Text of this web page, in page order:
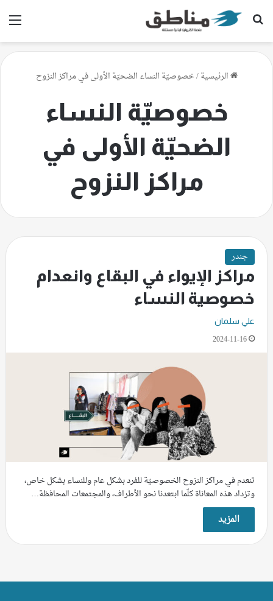
بحث عن
الرئيسية/خصوصيّة النساء الضحيّة الأولى في مراكز النزوح
خصوصيّة النساء
الضحيّة الأولى في
مراكز النزوح
جندر
مراكز الإيواء في البقاع وانعدام
خصوصية النساء
علي سلمان
2024-11-16
تنعدم في مراكز النزوح الخصوصيّة للفرد بشكل عام وللنساء بشكل خاص،
وتزداد هذه المعاناة كلّما ابتعدنا نحو الأطراف، والمجتمعات المحافظة…
المزيد